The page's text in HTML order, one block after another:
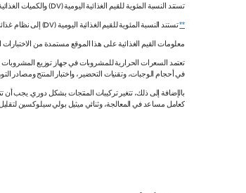
تستند النسبة المئوية للقيم الغذائية اليومية (DV) والكميات الغذائية الموصى بها RDIs إلى القيم غير المقيدة.
**تستند النسبة المئوية للقيم الغذائية اليومية (DV) إلى نظام غذائي يحتوي على 2000 سعرة حرارية. قد تكون قيمك اليومية أعلى أو أقل اعتماداً على احتياجاتك من السعرات الحرارية.
معلومات القيم الغذائية على هذا الموقع مستمدة من
تعتمد السعرات الحرارية للمشروبات في جهاز توزيع المشروبات
في أحجام الوجبات، وتقنيات التحضير، واختبار المنتج ومصادر
بالإضافة إلى ذلك، تتغير تركيبات المنتجات بشكل دوري.
كعامل مساعد في المعالجة، وثنائي ميثيل بولي سيلوكسين لتقليل تناثر